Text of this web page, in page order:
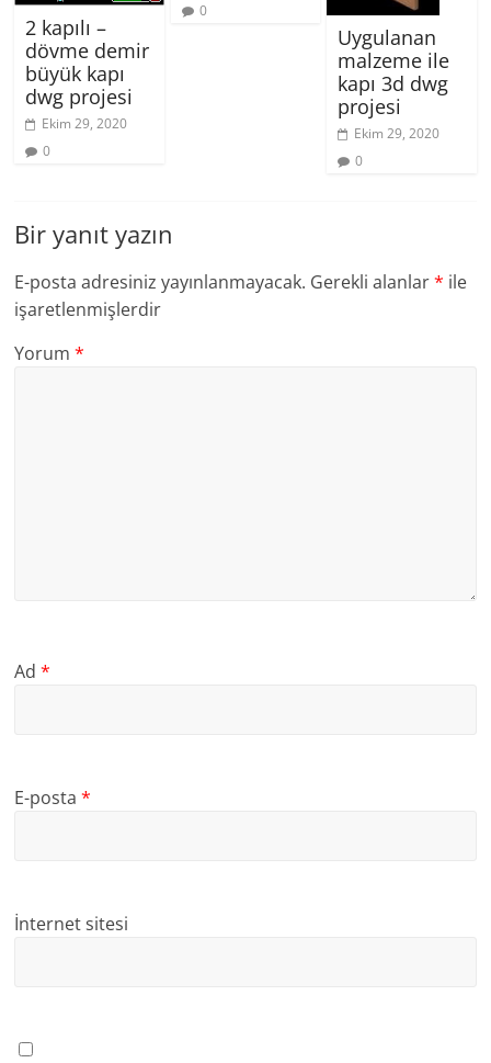
2 kapılı –
dövme demir
büyük kapı
dwg projesi
Ekim 29, 2020
0
0
Uygulanan
malzeme ile
kapı 3d dwg
projesi
Ekim 29, 2020
0
Bir yanıt yazın
E-posta adresiniz yayınlanmayacak. Gerekli alanlar* ile
işaretlenmişlerdir
Yorum*
Ad*
E-posta*
İnternet sitesi